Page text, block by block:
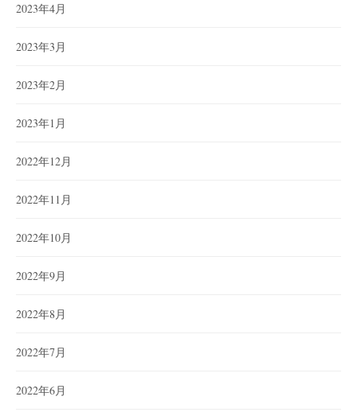
2023年4月
2023年3月
2023年2月
2023年1月
2022年12月
2022年11月
2022年10月
2022年9月
2022年8月
2022年7月
2022年6月